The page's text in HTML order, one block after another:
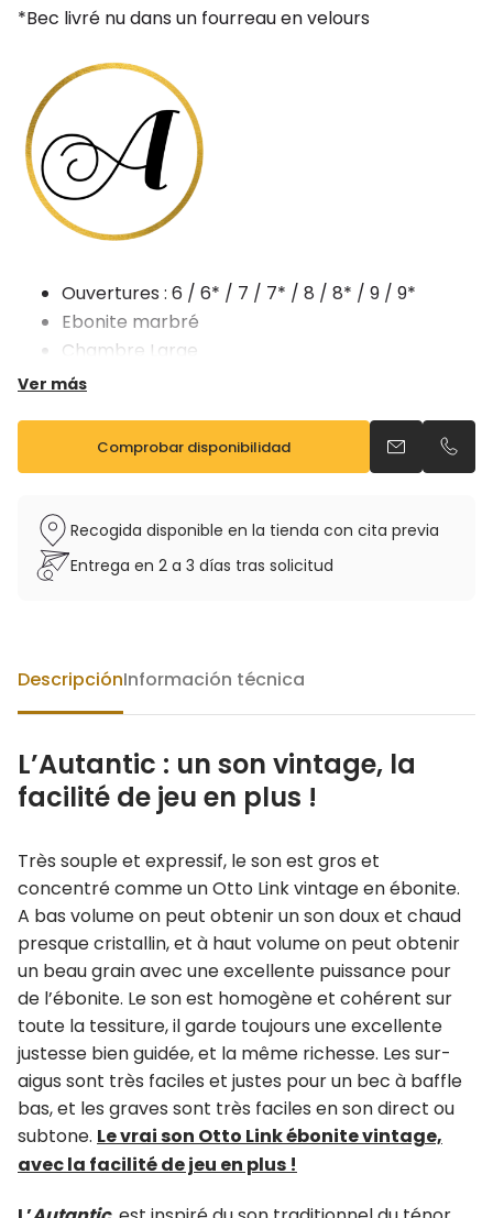
*Bec livré nu dans un fourreau en velours
Ouvertures : 6 / 6* / 7 / 7* / 8 / 8* / 9 / 9*
Ebonite marbré
Chambre Large
MADE IN FRANCE
Ver más
Comprobar disponibilidad Enviar un
Recogida disponible en la tienda con cita previa
Entrega en 2 a 3 días tras solicitud
DescripciónInformación técnica
L’Autantic : un son vintage, la
facilité de jeu en plus !
Très souple et expressif, le son est gros et
concentré comme un Otto Link vintage en ébonite.
A bas volume on peut obtenir un son doux et chaud
presque cristallin, et à haut volume on peut obtenir
un beau grain avec une excellente puissance pour
de l’ébonite. Le son est homogène et cohérent sur
toute la tessiture, il garde toujours une excellente
justesse bien guidée, et la même richesse. Les sur-
aigus sont très faciles et justes pour un bec à baffle
bas, et les graves sont très faciles en son direct ou
subtone. Le vrai son Otto Link ébonite vintage,
avec la facilité de jeu en plus !